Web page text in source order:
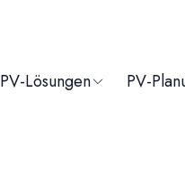
PV-Lösungen PV-